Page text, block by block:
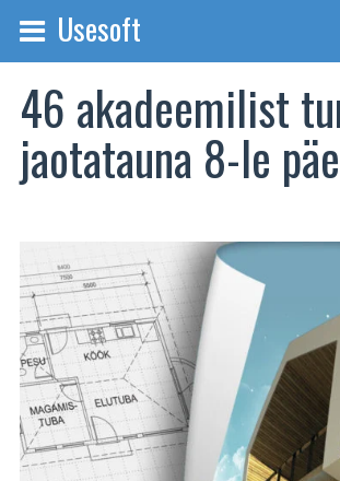
Usesoft
46 akadeemilist
jaotatauna 8-le